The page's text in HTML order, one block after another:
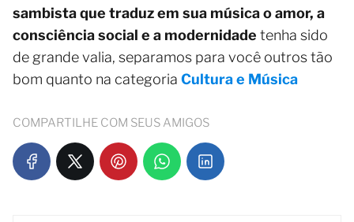
sambista que traduz em sua música o amor, a
consciência social e a modernidade tenha sido
de grande valia, separamos para você outros tão
bom quanto na categoria Cultura e Música
COMPARTILHE COM SEUS AMIGOS